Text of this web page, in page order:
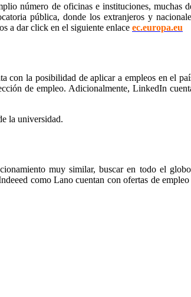
número de oficinas e instituciones, muchas
pública, donde los extranjeros y
a dar click en el siguiente enlace ec.europa.eu
con la posibilidad de aplicar a empleos en el
de empleo. Adicionalmente, LinkedIn
la universidad.
muy similar, buscar en todo el
como Lano cuentan con ofertas de